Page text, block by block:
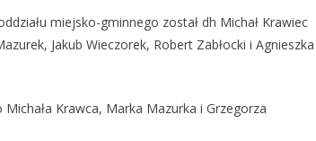
miejsko-gminnego został dh Michał Krawiec
Jakub Wieczorek, Robert Zabłocki i Agnieszka
Krawca, Marka Mazurka i Grzegorza